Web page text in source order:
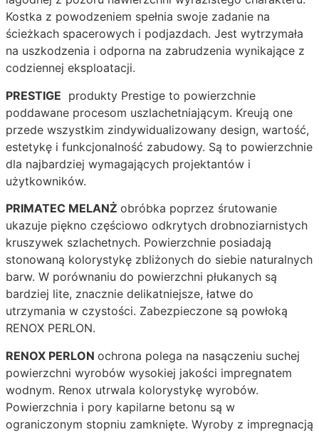
Kostka z powodzeniem spełnia swoje zadanie na
ścieżkach spacerowych i podjazdach. Jest wytrzymała
na uszkodzenia i odporna na zabrudzenia wynikające z
codziennej eksploatacji.
PRESTIGE produkty Prestige to powierzchnie
poddawane procesom uszlachetniającym. Kreują one
przede wszystkim zindywidualizowany design, wartość,
estetykę i funkcjonalność zabudowy. Są to powierzchnie
dla najbardziej wymagających projektantów i
użytkowników.
PRIMATEC MELANŻ obróbka poprzez śrutowanie
ukazuje piękno częściowo odkrytych drobnoziarnistych
kruszywek szlachetnych. Powierzchnie posiadają
stonowaną kolorystykę zbliżonych do siebie naturalnych
barw. W porównaniu do powierzchni płukanych są
bardziej lite, znacznie delikatniejsze, łatwe do
utrzymania w czystości. Zabezpieczone są powłoką
RENOX PERLON.
RENOX PERLON ochrona polega na nasączeniu suchej
powierzchni wyrobów wysokiej jakości impregnatem
wodnym. Renox utrwala kolorystykę wyrobów.
Powierzchnia i pory kapilarne betonu są w
ograniczonym stopniu zamknięte. Wyroby z impregnacją